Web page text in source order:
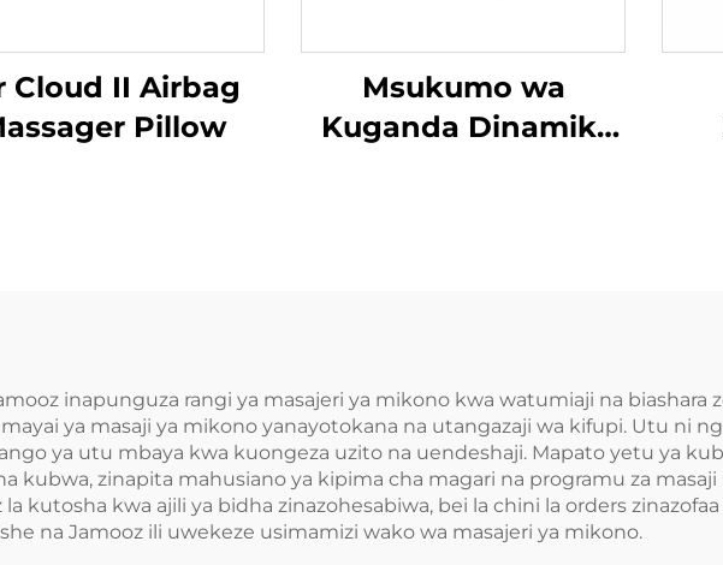
Cloud II Airbag
Pillow
Msukumo wa
Kuganda Dinamiki
inapunguza rangi ya masajeri ya mikono kwa watumiaji na biashara
ya masaji ya mikono yanayotokana na utangazaji wa kifupi. Utu ni
ya utu mbaya kwa kuongeza uzito na uendeshaji. Mapato yetu ya
kubwa, zinapita mahusiano ya kipima cha magari na programu za
kutosha kwa ajili ya bidha zinazohesabiwa, bei la chini la orders
na Jamooz ili uwekeze usimamizi wako wa masajeri ya mikono.